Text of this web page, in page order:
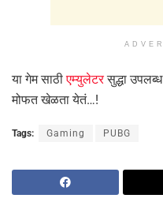
या गेम साठीएम्युलेटरसुद्धा उपलब्ध
मोफत खेळता येतं…!
Tags: Gaming PUBG